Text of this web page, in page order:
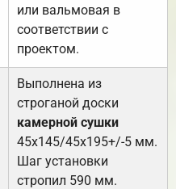
или вальмовая в
соответствии с
проектом.
Выполнена из
строганой доски
камерной сушки
45х145/45х195+/-5 мм.
Шаг установки
стропил 590 мм.